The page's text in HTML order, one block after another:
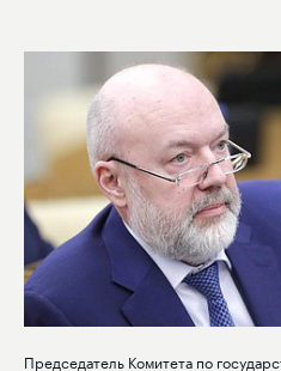
Председатель Комитета по